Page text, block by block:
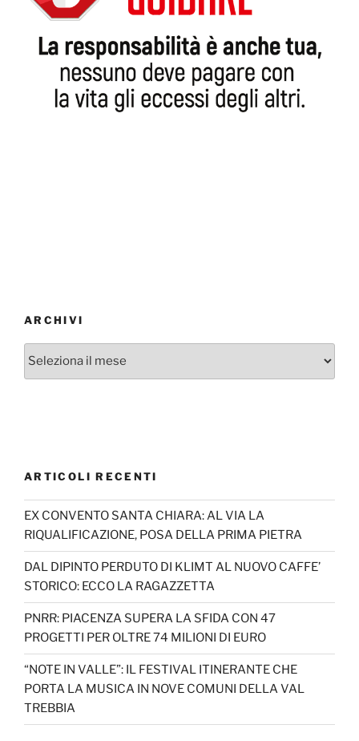
ARCHIVI
Archivi
ARTICOLI RECENTI
EX CONVENTO SANTA CHIARA: AL VIA LA
RIQUALIFICAZIONE, POSA DELLA PRIMA PIETRA
DAL DIPINTO PERDUTO DI KLIMT AL NUOVO CAFFE’
STORICO: ECCO LA RAGAZZETTA
PNRR: PIACENZA SUPERA LA SFIDA CON 47
PROGETTI PER OLTRE 74 MILIONI DI EURO
“NOTE IN VALLE”: IL FESTIVAL ITINERANTE CHE
PORTA LA MUSICA IN NOVE COMUNI DELLA VAL
TREBBIA